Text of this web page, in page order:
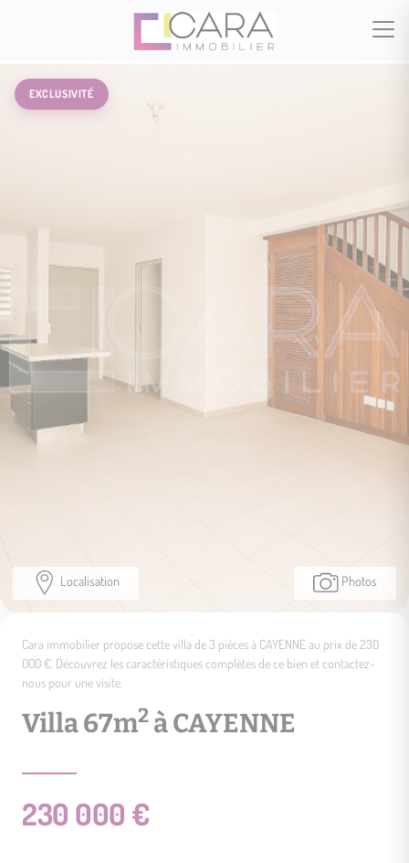
EXCLUSIVITÉ
Photos
Localisation
Cara immobilier propose cette villa de 3 pièces à CAYENNE au prix de 230
000 €. Découvrez les caractéristiques complètes de ce bien et contactez-
nous pour une visite.
Villa 67m2 à CAYENNE
230 000 €